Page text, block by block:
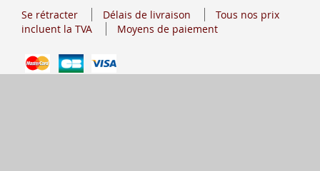
Se rétracter Délais de livraison
Tous nos prix
incluent la TVA
Moyens de paiement